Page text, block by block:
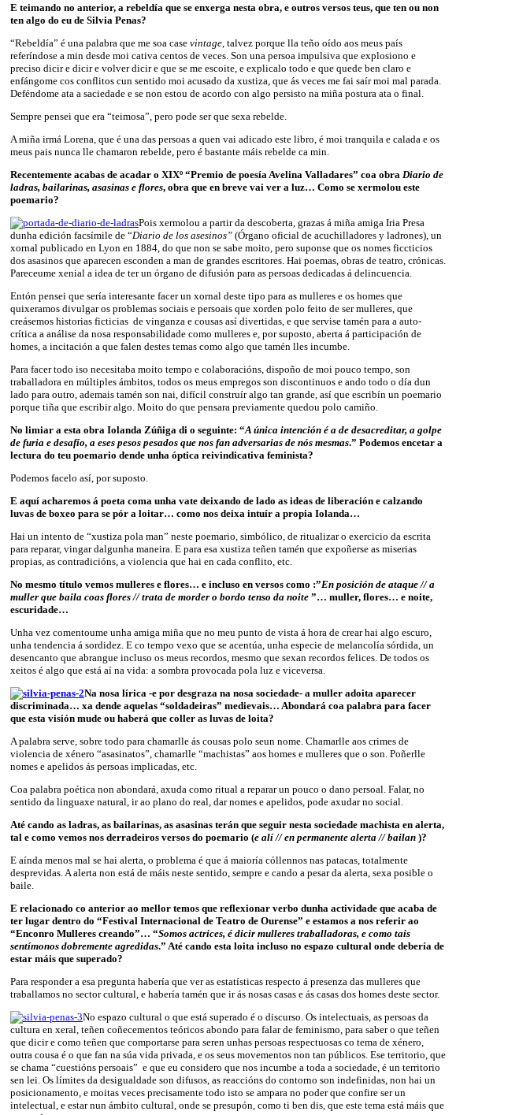
E teimando no anterior, a rebeldía que se enxerga nesta obra, e outros versos teus, que ten ou non
ten algo do eu de Silvia Penas?
“Rebeldía” é una palabra que me soa case vintage , talvez porque lla teño oído aos meus país
referíndose a min desde moi cativa centos de veces. Son una persoa impulsiva que explosiono e
preciso dicir e dicir e volver dicir e que se me escoite, e explicalo todo e que quede ben claro e
enfángome cos conflitos cun sentido moi acusado da xustiza, que ás veces me fai saír moi mal parada.
Deféndome ata a saciedade e se non estou de acordo con algo persisto na miña postura ata o final.
Sempre pensei que era “teimosa”, pero pode ser que sexa rebelde.
A miña irmá Lorena, que é una das persoas a quen vai adicado este libro, é moi tranquila e calada e os
meus pais nunca lle chamaron rebelde, pero é bastante máis rebelde ca min.
Recentemente acabas de acadar o XIXº “Premio de poesía Avelina Valladares” coa obra Diario de
ladras, bailarinas, asasinas e flores, obra que en breve vai ver a luz… Como se xermolou este
poemario?
Pois xermolou a partir da descoberta, grazas á miña amiga Iria Presa
dunha edición facsímile de “Diario de los asesinos” (Órgano oficial de acuchilladores y ladrones), un
xornal publicado en Lyon en 1884, do que non se sabe moito, pero suponse que os nomes ficcticios
dos asasinos que aparecen esconden a man de grandes escritores. Hai poemas, obras de teatro, crónicas.
Pareceume xenial a idea de ter un órgano de difusión para as persoas dedicadas á delincuencia.
Entón pensei que sería interesante facer un xornal deste tipo para as mulleres e os homes que
quixeramos divulgar os problemas sociais e persoais que xorden polo feito de ser mulleres, que
creásemos historias ficticias de vinganza e cousas así divertidas, e que servise tamén para a auto-
crítica a análise da nosa responsabilidade como mulleres e, por suposto, aberta á participación de
homes, a incitación a que falen destes temas como algo que tamén lles incumbe.
Para facer todo iso necesitaba moito tempo e colaboracións, dispoño de moi pouco tempo, son
traballadora en múltiples ámbitos, todos os meus empregos son discontinuos e ando todo o día dun
lado para outro, ademais tamén son nai, difícil construír algo tan grande, así que escribín un poemario
porque tiña que escribir algo. Moito do que pensara previamente quedou polo camiño.
No limiar a esta obra Iolanda Zúñiga di o seguinte: “A única intención é a de desacreditar, a golpe
de furia e desafío, a eses pesos pesados que nos fan adversarias de nós mesmas.” Podemos encetar a
lectura do teu poemario dende unha óptica reivindicativa feminista?
Podemos facelo así, por suposto.
E aquí acharemos á poeta coma unha vate deixando de lado as ideas de liberación e calzando
luvas de boxeo para se pór a loitar… como nos deixa intuír a propia Iolanda…
Hai un intento de “xustiza pola man” neste poemario, simbólico, de ritualizar o exercicio da escrita
para reparar, vingar dalgunha maneira. E para esa xustiza teñen tamén que expoñerse as miserias
propias, as contradicións, a violencia que hai en cada conflito, etc.
No mesmo título vemos mulleres e flores… e incluso en versos como :”En posición de ataque // a
muller que baila coas flores // trata de morder o bordo tenso da noite ”… muller, flores… e noite,
escuridade…
Unha vez comentoume unha amiga miña que no meu punto de vista á hora de crear hai algo escuro,
unha tendencia á sordidez. E co tempo vexo que se acentúa, unha especie de melancolía sórdida, un
desencanto que abrangue incluso os meus recordos, mesmo que sexan recordos felices. De todos os
xeitos é algo que está aí na vida: a sombra provocada pola luz e viceversa.
Na nosa lírica -e por desgraza na nosa sociedade- a muller adoita aparecer
discriminada… xa dende aquelas “soldadeiras” medievais… Abondará coa palabra para facer
que esta visión mude ou haberá que coller as luvas de loita?
A palabra serve, sobre todo para chamarlle ás cousas polo seun nome. Chamarlle aos crimes de
violencia de xénero “asasinatos”, chamarlle “machistas” aos homes e mulleres que o son. Poñerlle
nomes e apelidos ás persoas implicadas, etc.
Coa palabra poética non abondará, axuda como ritual a reparar un pouco o dano persoal. Falar, no
sentido da linguaxe natural, ir ao plano do real, dar nomes e apelidos, pode axudar no social.
Até cando as ladras, as bailarinas, as asasinas terán que seguir nesta sociedade machista en alerta,
tal e como vemos nos derradeiros versos do poemario (e alí // en permanente alerta // bailan )?
E aínda menos mal se hai alerta, o problema é que á maioría cóllennos nas patacas, totalmente
desprevidas. A alerta non está de máis neste sentido, sempre e cando a pesar da alerta, sexa posible o
baile.
E relacionado co anterior ao mellor temos que reflexionar verbo dunha actividade que acaba de
ter lugar dentro do “Festival Internacional de Teatro de Ourense” e estamos a nos referir ao
“Enconro Mulleres creando”… “Somos actrices, é dicir mulleres traballadoras, e como tais
sentímonos dobremente agredidas.” Até cando esta loita incluso no espazo cultural onde debería de
estar máis que superado?
Para responder a esa pregunta habería que ver as estatísticas respecto á presenza das mulleres que
traballamos no sector cultural, e habería tamén que ir ás nosas casas e ás casas dos homes deste sector.
No espazo cultural o que está superado é o discurso. Os intelectuais, as persoas da
cultura en xeral, teñen coñecementos teóricos abondo para falar de feminismo, para saber o que teñen
que dicir e como teñen que comportarse para seren unhas persoas respectuosas co tema de xénero,
outra cousa é o que fan na súa vida privada, e os seus movementos non tan públicos. Ese territorio, que
se chama “cuestións persoais” e que eu considero que nos incumbe a toda a sociedade, é un territorio
sen lei. Os límites da desigualdade son difusos, as reaccións do contorno son indefinidas, non hai un
posicionamento, e moitas veces precisamente todo isto se ampara no poder que confire ser un
intelectual, e estar nun ámbito cultural, onde se presupón, como ti ben dis, que este tema está máis que